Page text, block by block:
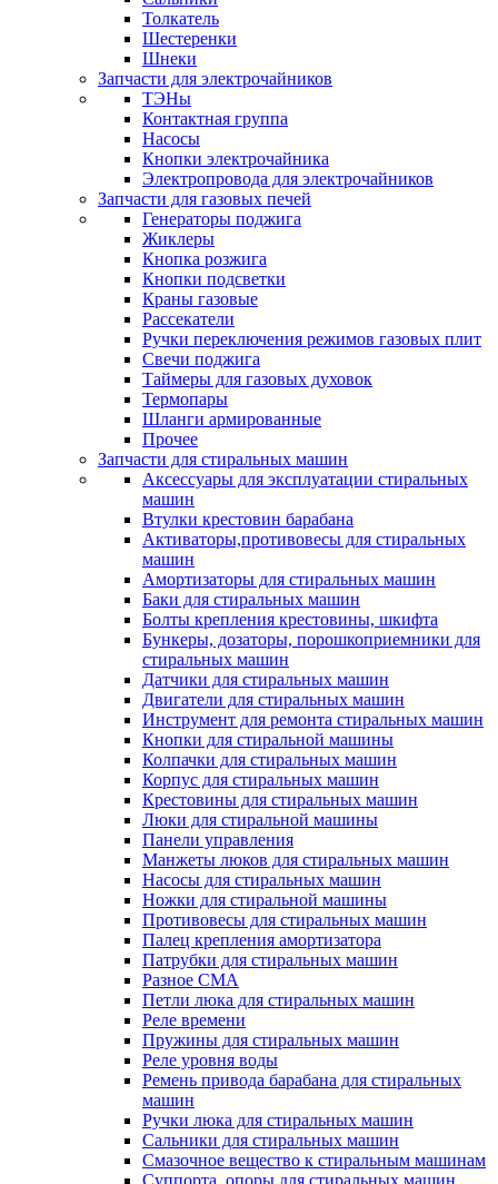
Толкатель
Шестеренки
Шнеки
Запчасти для электрочайников
ТЭНы
Контактная группа
Насосы
Кнопки электрочайника
Электропровода для электрочайников
Запчасти для газовых печей
Генераторы поджига
Жиклеры
Кнопка розжига
Кнопки подсветки
Краны газовые
Рассекатели
Ручки переключения режимов газовых плит
Свечи поджига
Таймеры для газовых духовок
Термопары
Шланги армированные
Прочее
Запчасти для стиральных машин
Аксессуары для эксплуатации стиральных
машин
Втулки крестовин барабана
Активаторы,противовесы для стиральных
машин
Амортизаторы для стиральных машин
Баки для стиральных машин
Болты крепления крестовины, шкифта
Бункеры, дозаторы, порошкоприемники для
стиральных машин
Датчики для стиральных машин
Двигатели для стиральных машин
Инструмент для ремонта стиральных машин
Кнопки для стиральной машины
Колпачки для стиральных машин
Корпус для стиральных машин
Крестовины для стиральных машин
Люки для стиральной машины
Панели управления
Манжеты люков для стиральных машин
Насосы для стиральных машин
Ножки для стиральной машины
Противовесы для стиральных машин
Палец крепления амортизатора
Патрубки для стиральных машин
Разное СМА
Петли люка для стиральных машин
Реле времени
Пружины для стиральных машин
Реле уровня воды
Ремень привода барабана для стиральных
машин
Ручки люка для стиральных машин
Сальники для стиральных машин
Смазочное вещество к стиральным машинам
Суппорта, опоры для стиральных машин